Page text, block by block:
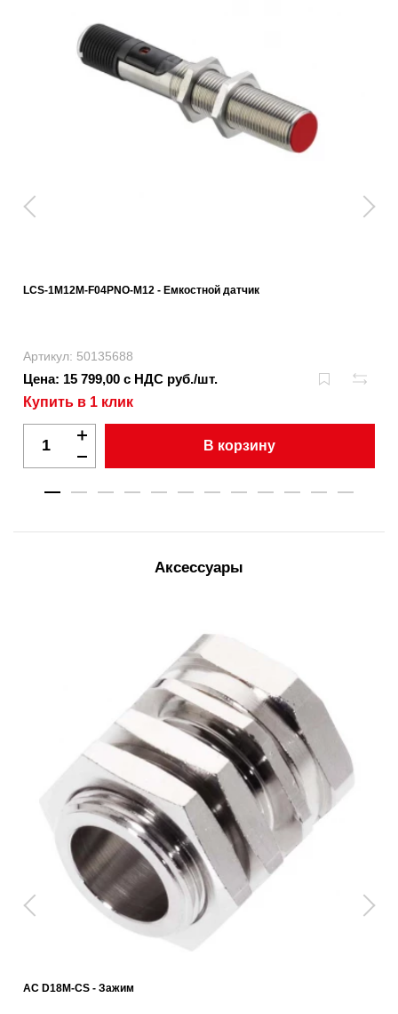
LCS-1M12M-F04PNO-M12 - Емкостной датчик
Артикул: 50135688
Цена: 15 799,00 с НДС руб./шт.
Купить в 1 клик
В корзину
Аксессуары
AC D18M-CS - Зажим